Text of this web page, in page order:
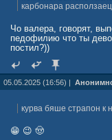
карбонара
Чо валера, говорят,
педофилию что ты
постил?))
05.05.2025 (16:56) |
курва бяше страпон к
😁 😉 🤠